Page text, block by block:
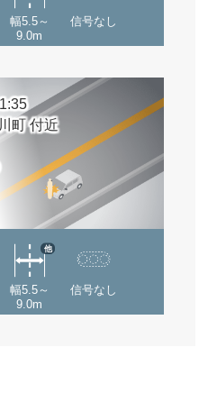
幅5.5～
9.0m
信号なし
町 付近
幅5.5～
9.0m
他
信号なし